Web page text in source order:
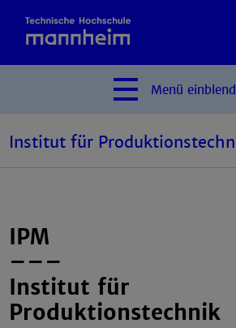
Menü
Institut für
Komplexe Bauteile,
moderne
IPM
–––
Institut für
Produktionstechnik